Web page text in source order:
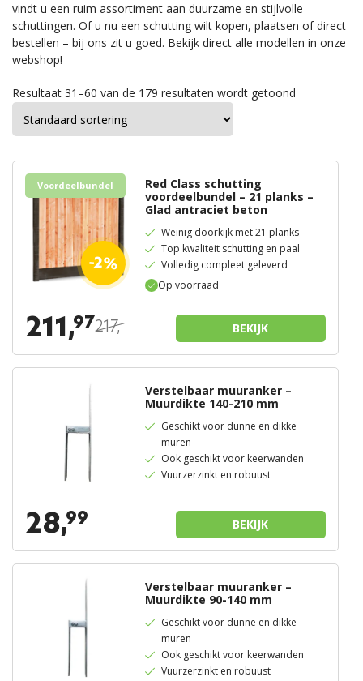
vindt u een ruim assortiment aan duurzame en stijlvolle
schuttingen. Of u nu een schutting wilt kopen, plaatsen of direct
bestellen – bij ons zit u goed. Bekijk direct alle modellen in onze
webshop!
Resultaat 31–60 van de 179 resultaten wordt getoond
Voordeelbundel
-2%
Op voorraad
Red Class schutting
voordeelbundel – 21 planks –
Glad antraciet beton
Weinig doorkijk met 21 planks
Top kwaliteit schutting en paal
Volledig compleet geleverd
211,97217,- BEKIJK
Verstelbaar muuranker –
Muurdikte 140-210 mm
Geschikt voor dunne en dikke
muren
Ook geschikt voor keerwanden
Vuurzerzinkt en robuust
28,99 BEKIJK
Verstelbaar muuranker –
Muurdikte 90-140 mm
Geschikt voor dunne en dikke
muren
Ook geschikt voor keerwanden
Vuurzerzinkt en robuust